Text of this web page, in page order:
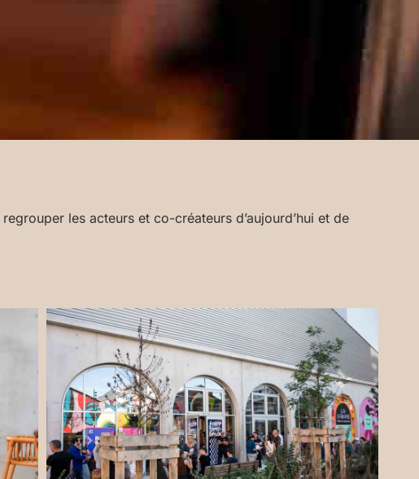
les acteurs et co-créateurs d’aujourd’hui et de